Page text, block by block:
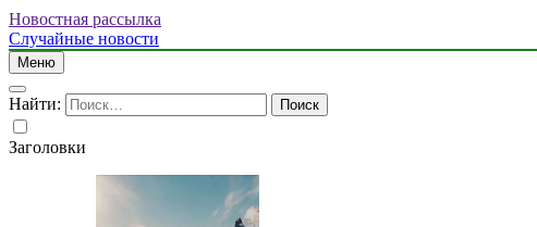
Новостная рассылка
Случайные новости
Меню
Найти:
Заголовки